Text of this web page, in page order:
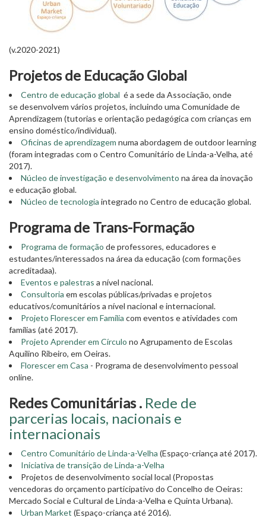
(v.2020-2021)
Projetos de EducaçãoGlobal
Centro de educação global éa sede da Associação, onde
se desenvolvem vários projetos, incluindo uma Comunidade de
Aprendizagem (tutorias e orientação pedagógica com crianças em
ensino doméstico/individual).
Oficinas de aprendizagem numa abordagem de outdoor learning
(foram integradas com o Centro Comunitário de Linda-a-Velha, até
2017).
Núcleo de investigação e desenvolvimento na área da inovação
e educação global.
Núcleo de tecnologia integrado no Centro de educação global.
Programa de Trans-Formação
Programa de formação de professores, educadores e
estudantes/interessados na área da educação (com formações
acreditadaa).
Eventos e palestras a nível nacional.
Consultoria em escolas públicas/privadas e projetos
educativos/comunitários a nível nacional e internacional.
Projeto Florescer em Família com eventos e atividades com
famílias (até 2017).
Projeto Aprender em Círculo no Agrupamento de Escolas
Aquilino Ribeiro, em Oeiras.
Florescer em Casa - Programa de desenvolvimento pessoal
online.
Redes Comunitárias . Rede de
parcerias locais, nacionais e
internacionais
Centro Comunitário de Linda-a-Velha (Espaço-criança até 2017).
Iniciativa de transição de Linda-a-Velha
Projetos de desenvolvimento social local (Propostas
vencedoras do orçamento participativo do Concelho de Oeiras:
Mercado Social e Cultural de Linda-a-Velha e Quinta Urbana).
Urban Market (Espaço-criança até 2016).